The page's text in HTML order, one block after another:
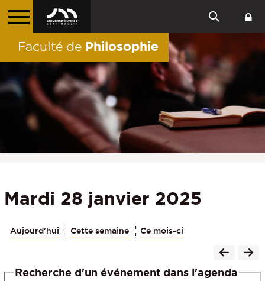
Faculté de Philosophie
Mardi 28 janvier 2025
Aujourd'hui Cette semaine Ce mois-ci
Recherche d'un événement dans l'agenda